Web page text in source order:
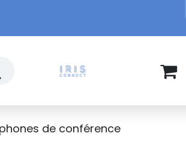
de conférence